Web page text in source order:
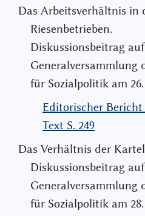
Das Arbeitsverhältnis in
Riesenbetrieben.
Diskussionsbeitrag
Generalversammlung
für Sozialpolitik am 26.
Editorischer Bericht
Text S. 249
Das Verhältnis der
Diskussionsbeitrag
Generalversammlung
für Sozialpolitik am 28.